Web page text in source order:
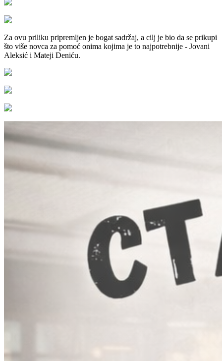
Za ovu priliku pripremljen je bogat sadržaj, a cilj je bio da se prikupi
što više novca za pomoć onima kojima je to najpotrebnije - Jovani
Aleksić i Mateji Deniću.